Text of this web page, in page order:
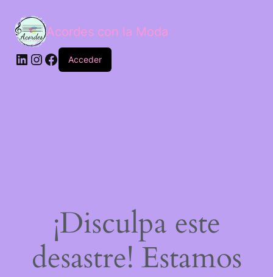
Acordes con la Moda
Acceder
¡Disculpa este
desastre! Estamos